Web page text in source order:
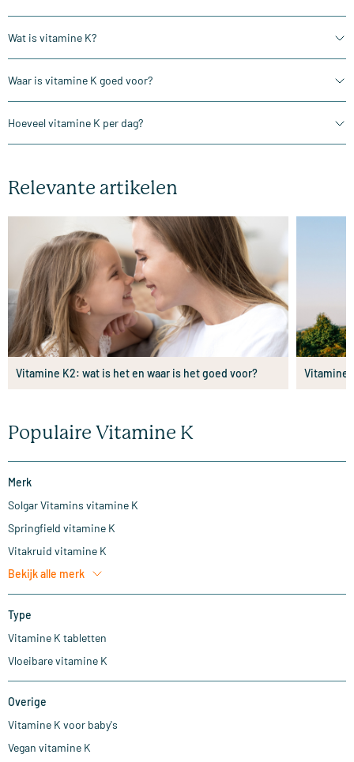
Wat is vitamine K?
Waar is vitamine K goed voor?
Hoeveel vitamine K per dag?
Relevante artikelen
Vitamine K2: wat is het en waar is het goed voor? Vitamine
Populaire Vitamine K
Merk
Solgar Vitamins vitamine K
Springfield vitamine K
Vitakruid vitamine K
Bekijk alle merk
Type
Vitamine K tabletten
Vloeibare vitamine K
Overige
Vitamine K voor baby's
Vegan vitamine K